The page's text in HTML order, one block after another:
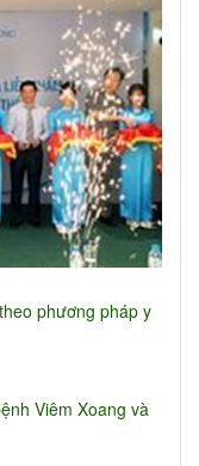
phương pháp y
Viêm Xoang và